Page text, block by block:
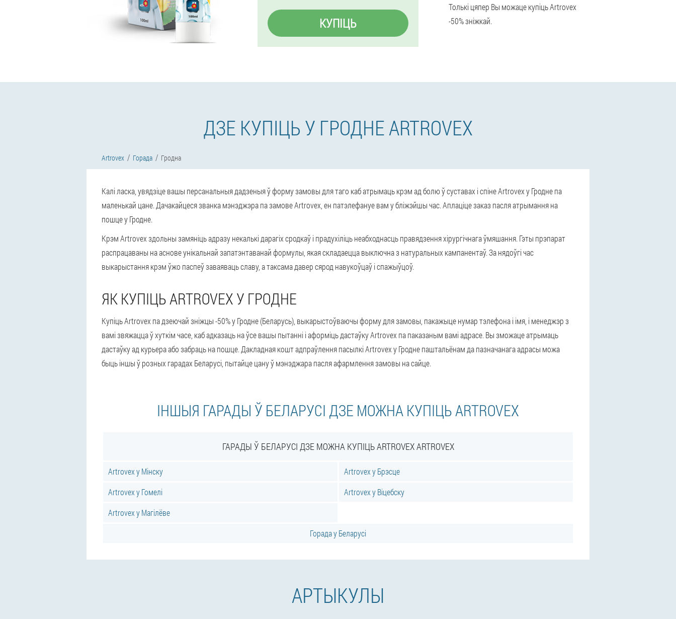
КУПІЦЬ
Толькі цяпер Вы можаце купіць Artrovex
-50% зніжкай.
ДЗЕ КУПІЦЬ У ГРОДНЕ ARTROVEX
Artrovex Горада Гродна
Калі ласка, увядзіце вашы персанальныя дадзеныя ў форму замовы для таго каб атрымаць крэм ад болю ў суставах і спіне Artrovex у Гродне па
маленькай цане. Дачакайцеся званка мэнэджэра па замове Artrovex, ен патэлефануе вам у бліжэйшы час. Аплаціце заказ пасля атрымання на
пошце у Гродне.
Крэм Artrovex здольны замяніць адразу некалькі дарагіх сродкаў і прадухіліць неабходнасць правядзення хірургічнага ўмяшання. Гэты прэпарат
распрацаваны на аснове унікальнай запатэнтаванай формулы, якая складаецца выключна з натуральных кампанентаў. За нядоўгі час
выкарыстання крэм ўжо паспеў заваяваць славу, а таксама давер сярод навукоўцаў і спажыўцоў.
ЯК КУПІЦЬ ARTROVEX У ГРОДНЕ
Купіць Artrovex па дзеючай зніжцы -50% у Гродне (Беларусь), выкарыстоўваючы форму для замовы, пакажыце нумар тэлефона і імя, і менеджэр з
вамі звяжацца ў хуткім часе, каб адказаць на ўсе вашы пытанні і аформіць дастаўку Artrovex па паказаным вамі адрасе. Вы зможаце атрымаць
дастаўку ад курьера або забраць на пошце. Дакладная кошт адпраўлення пасылкі Artrovex у Гродне паштальёнам да пазначанага адрасы можа
быць іншы ў розных гарадах Беларусі, пытайце цану ў мэнэджара пасля афармлення замовы на сайце.
ІНШЫЯ ГАРАДЫ Ў БЕЛАРУСІ ДЗЕ МОЖНА КУПІЦЬ ARTROVEX
ГАРАДЫ Ў БЕЛАРУСІ ДЗЕ МОЖНА КУПІЦЬ ARTROVEX ARTROVEX
Artrovex у Мінску
Artrovex у Брэсце
Artrovex у Гомелі
Artrovex у Віцебску
Artrovex у Магілёве
Горада у Беларусі
АРТЫКУЛЫ